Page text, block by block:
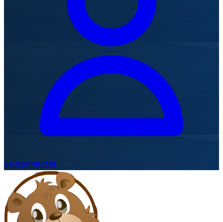
Se connecter